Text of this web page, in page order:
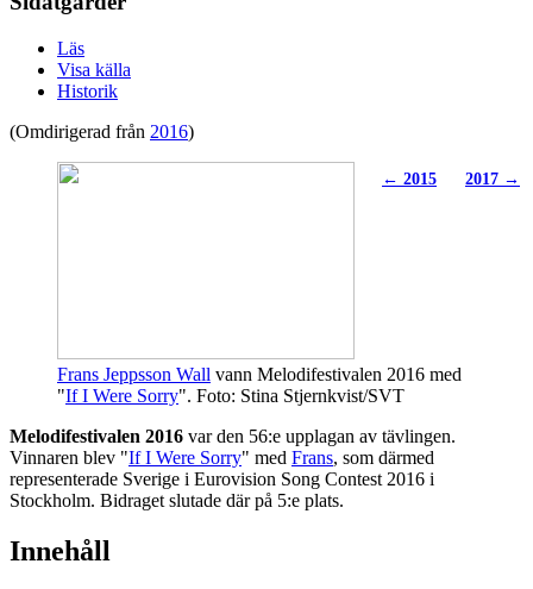
Läs
Visa källa
Historik
(Omdirigerad från 2016)
← 2015 2017 →
Frans Jeppsson Wall vann Melodifestivalen 2016 med
"If I Were Sorry". Foto: Stina Stjernkvist/SVT
Melodifestivalen 2016 var den 56:e upplagan av tävlingen.
Vinnaren blev "If I Were Sorry" med Frans, som därmed
representerade Sverige i Eurovision Song Contest 2016 i
Stockholm. Bidraget slutade där på 5:e plats.
Innehåll